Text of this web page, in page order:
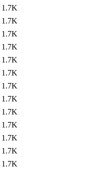
1.7K
1.7K
1.7K
1.7K
1.7K
1.7K
1.7K
1.7K
1.7K
1.7K
1.7K
1.7K
1.7K